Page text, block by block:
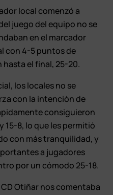
local comenzó a
juego del equipo no se
en el marcador
con 4-5 puntos de
el final, 25-20.
los locales no se
con la intención de
consiguieron
15-8, lo que les permitió
con más tranquilidad, y
a jugadores
por un cómodo 25-18.
Otiñar nos comentaba